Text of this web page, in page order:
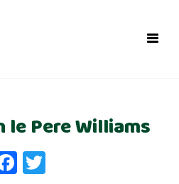
le Pere Williams
Facebook